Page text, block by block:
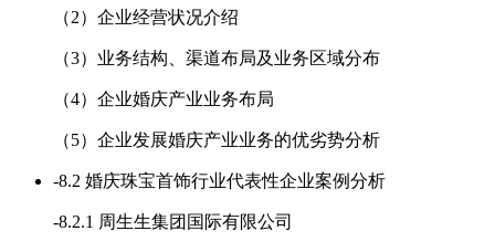
（2）企业经营状况介绍
（3）业务结构、渠道布局及业务区域分布
（4）企业婚庆产业业务布局
（5）企业发展婚庆产业业务的优劣势分析
-8.2 婚庆珠宝首饰行业代表性企业案例分析
-8.2.1 周生生集团国际有限公司